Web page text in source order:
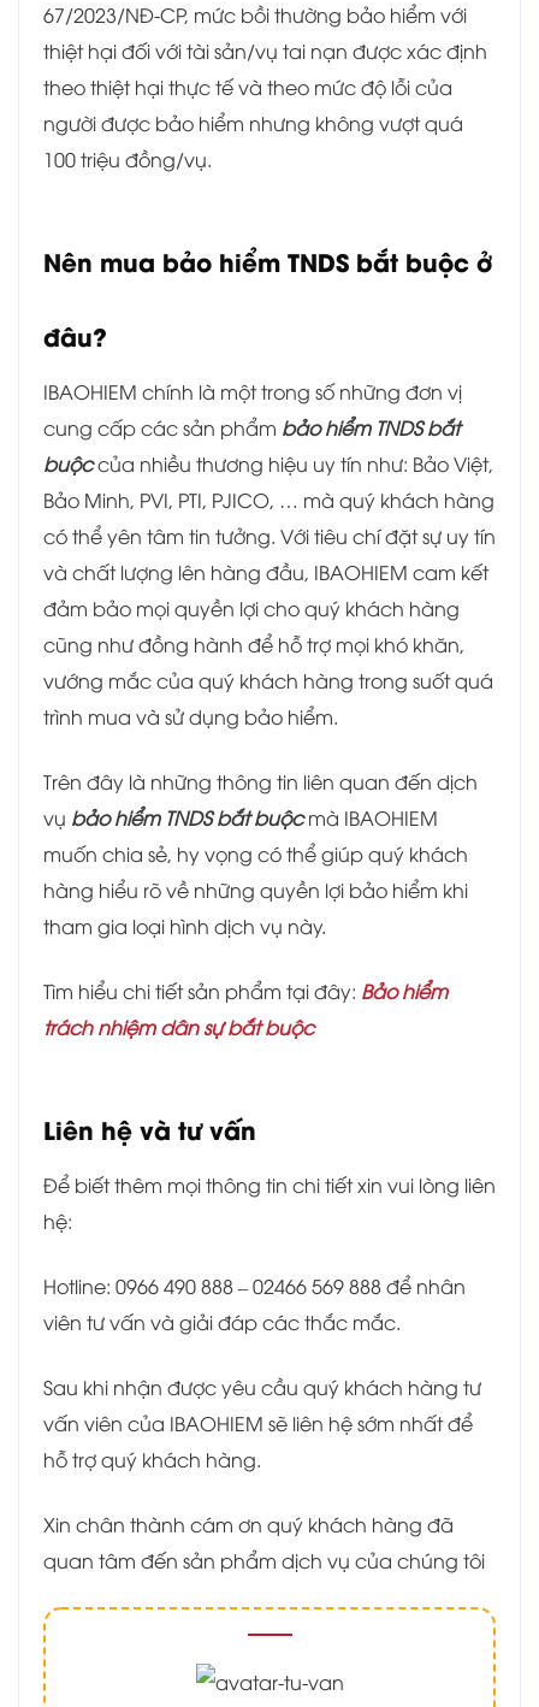
67/2023/NĐ-CP, mức bồi thường bảo hiểm với
thiệt hại đối với tài sản/vụ tai nạn được xác định
theo thiệt hại thực tế và theo mức độ lỗi của
người được bảo hiểm nhưng không vượt quá
100 triệu đồng/vụ.
Nên mua bảo hiểm TNDS bắt buộc ở
đâu?
IBAOHIEM chính là một trong số những đơn vị
cung cấp các sản phẩm bảo hiểm TNDS bắt
buộccủa nhiều thương hiệu uy tín như: Bảo Việt,
Bảo Minh, PVI, PTI, PJICO, … mà quý khách hàng
có thể yên tâm tin tưởng. Với tiêu chí đặt sự uy tín
và chất lượng lên hàng đầu, IBAOHIEM cam kết
đảm bảo mọi quyền lợi cho quý khách hàng
cũng như đồng hành để hỗ trợ mọi khó khăn,
vướng mắc của quý khách hàng trong suốt quá
trình mua và sử dụng bảo hiểm.
Trên đây là những thông tin liên quan đến dịch
vụ bảo hiểm TNDS bắt buộcmà IBAOHIEM
muốn chia sẻ, hy vọng có thể giúp quý khách
hàng hiểu rõ về những quyền lợi bảo hiểm khi
tham gia loại hình dịch vụ này.
Tìm hiểu chi tiết sản phẩm tại đây: Bảo hiểm
trách nhiệm dân sự bắt buộc
Liên hệ và tư vấn
Để biết thêm mọi thông tin chi tiết xin vui lòng liên
hệ:
Hotline: 0966 490 888 – 02466 569 888 để nhân
viên tư vấn và giải đáp các thắc mắc.
Sau khi nhận được yêu cầu quý khách hàng tư
vấn viên của IBAOHIEM sẽ liên hệ sớm nhất để
hỗ trợ quý khách hàng.
Xin chân thành cám ơn quý khách hàng đã
quan tâm đến sản phẩm dịch vụ của chúng tôi